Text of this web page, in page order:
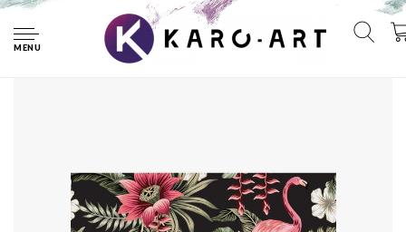
MENU
Fotobehang - Tropische bloemen en Flamingo's Vintage, 11
maten, premium print, incl behanglijm